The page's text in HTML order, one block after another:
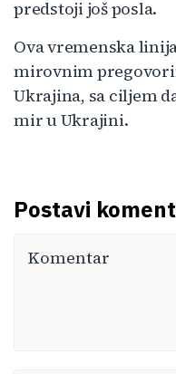
predstoji još posla.
Ova vremenska
mirovnim
Ukrajina, sa ciljem
mir u Ukrajini.
Postavi